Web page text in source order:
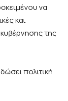
να
και
της
πολιτική